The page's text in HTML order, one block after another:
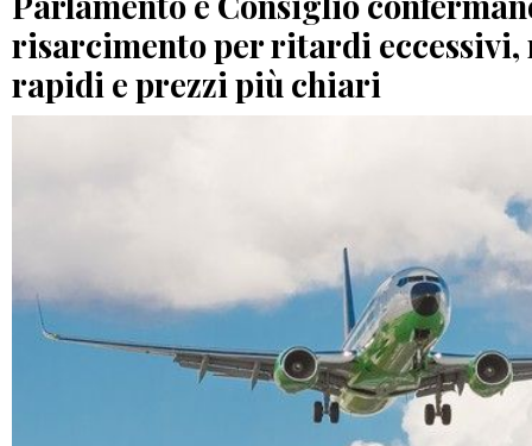
risarcimento per ritardi
rapidi e prezzi più chiari